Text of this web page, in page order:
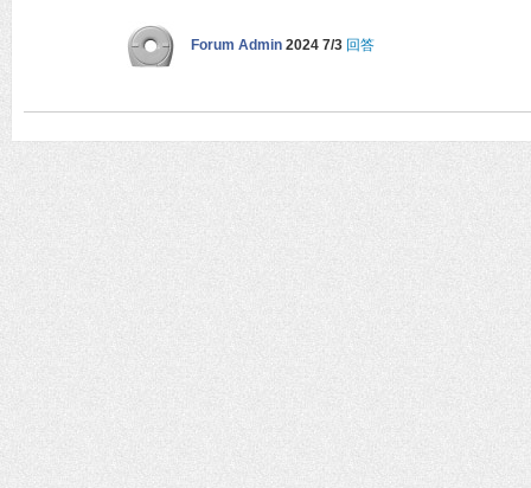
Forum Admin 2024 7/3 回答